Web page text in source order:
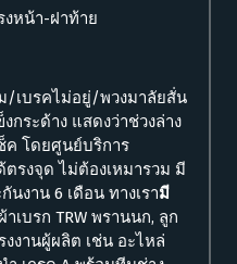
งหน้า-ฝาท้าย
/เบรคไม่อยู่/พวงมาลัยสั่น
ระด้าง แสดงว่าช่วงล่าง
ค โดยศูนย์บริการ
ตรงจุด ไม่ต้องเหมารวม มี
นงาน 6 เดือน ทางเรามี
าเบรก TRW พรานนก, ลูก
งานผู้ผลิต เช่น อะไหล่